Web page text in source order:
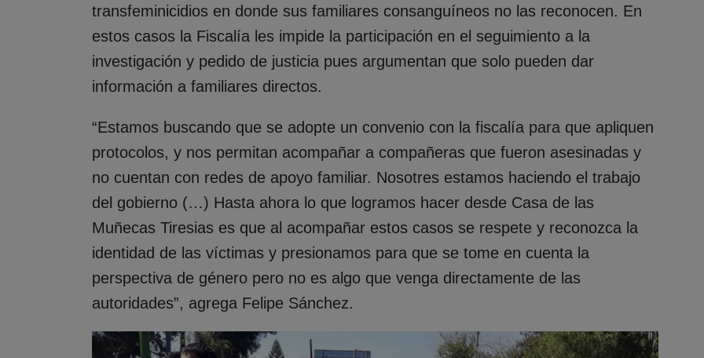
transfeminicidios en donde sus familiares consanguíneos no las reconocen. En
estos casos la Fiscalía les impide la participación en el seguimiento a la
investigación y pedido de justicia pues argumentan que solo pueden dar
información a familiares directos.
“Estamos buscando que se adopte un convenio con la fiscalía para que apliquen
protocolos, y nos permitan acompañar a compañeras que fueron asesinadas y
no cuentan con redes de apoyo familiar. Nosotres estamos haciendo el trabajo
del gobierno (…) Hasta ahora lo que logramos hacer desde Casa de las
Muñecas Tiresias es que al acompañar estos casos se respete y reconozca la
identidad de las víctimas y presionamos para que se tome en cuenta la
perspectiva de género pero no es algo que venga directamente de las
autoridades”, agrega Felipe Sánchez.